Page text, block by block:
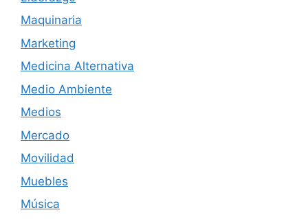
Maquinaria
Marketing
Medicina Alternativa
Medio Ambiente
Medios
Mercado
Movilidad
Muebles
Música